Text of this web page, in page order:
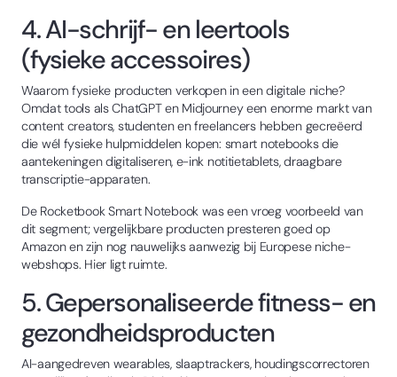
4. AI-schrijf- en leertools
(fysieke accessoires)
Waarom fysieke producten verkopen in een digitale niche?
Omdat tools als ChatGPT en Midjourney een enorme markt van
content creators, studenten en freelancers hebben gecreëerd
die wél fysieke hulpmiddelen kopen: smart notebooks die
aantekeningen digitaliseren, e-ink notitietablets, draagbare
transcriptie-apparaten.
De Rocketbook Smart Notebook was een vroeg voorbeeld van
dit segment; vergelijkbare producten presteren goed op
Amazon en zijn nog nauwelijks aanwezig bij Europese niche-
webshops. Hier ligt ruimte.
5. Gepersonaliseerde fitness- en
gezondheidsproducten
AI-aangedreven wearables, slaaptrackers, houdingscorrectoren